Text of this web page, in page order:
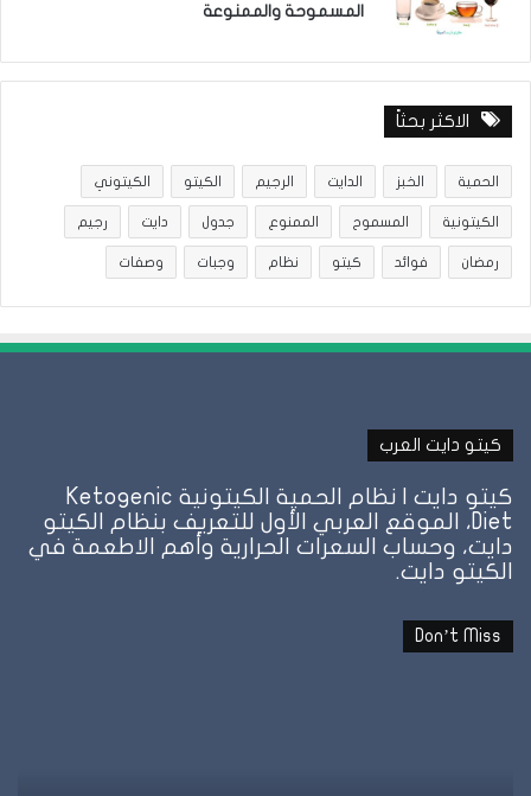
المسموحة والممنوعة
الاكثر بحثاً
الحمية الخبز الدايت الرجيم الكيتو الكيتوني
الكيتونية المسموح الممنوع جدول دايت رجيم
رمضان فوائد كيتو نظام وجبات وصفات
كيتو دايت العرب
كيتو دايت | نظام الحمية الكيتونية Ketogenic
Diet، الموقع العربي الأول للتعريف بنظام الكيتو
دايت، وحساب السعرات الحرارية وأهم الاطعمة في
الكيتو دايت.
Don’t Miss